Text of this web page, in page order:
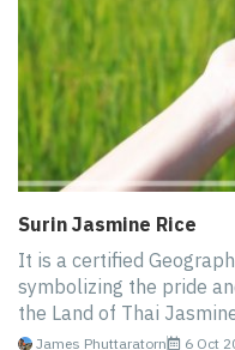
Surin Jasmine Rice
It is a certified
symbolizing the pride
the Land of Thai
James Phuttaratorn 6 Oct